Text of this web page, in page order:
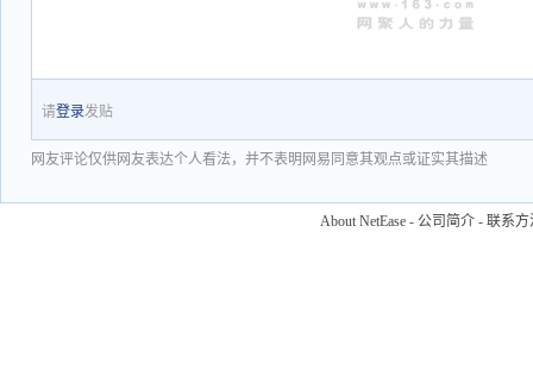
请登录发贴
网友评论仅供网友表达个人看法，并不表明网易同意其观点或证实其描述
About NetEase - 公司简介 - 联系方